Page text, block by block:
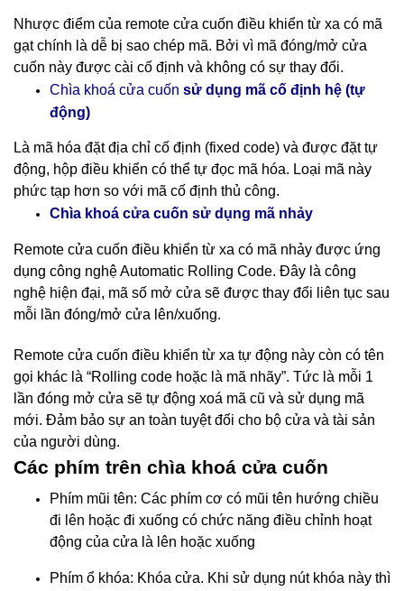
Nhược điểm của remote cửa cuốn điều khiển từ xa có mã
gạt chính là dễ bị sao chép mã. Bởi vì mã đóng/mở cửa
cuốn này được cài cố định và không có sự thay đổi.
Chìa khoá cửa cuốn sử dụng mã cố định hệ (tự
động)
Là mã hóa đặt địa chỉ cố định (fixed code) và được đặt tự
động, hộp điều khiển có thể tự đọc mã hóa. Loại mã này
phức tạp hơn so với mã cố định thủ công.
Chìa khoá cửa cuốn sử dụng mã nhảy
Remote cửa cuốn điều khiển từ xa có mã nhảy được ứng
dụng công nghệ Automatic Rolling Code. Đây là công
nghệ hiện đại, mã số mở cửa sẽ được thay đổi liên tục sau
mỗi lần đóng/mở cửa lên/xuống.
Remote cửa cuốn điều khiển từ xa tự động này còn có tên
gọi khác là “Rolling code hoặc là mã nhãy”. Tức là mỗi 1
lần đóng mở cửa sẽ tự động xoá mã cũ và sử dụng mã
mới. Đảm bảo sự an toàn tuyệt đối cho bộ cửa và tài sản
của người dùng.
Các phím trên chìa khoá cửa cuốn
Phím mũi tên: Các phím cơ có mũi tên hướng chiều
đi lên hoặc đi xuống có chức năng điều chỉnh hoạt
động của cửa là lên hoặc xuống
Phím ổ khóa: Khóa cửa. Khi sử dụng nút khóa này thì